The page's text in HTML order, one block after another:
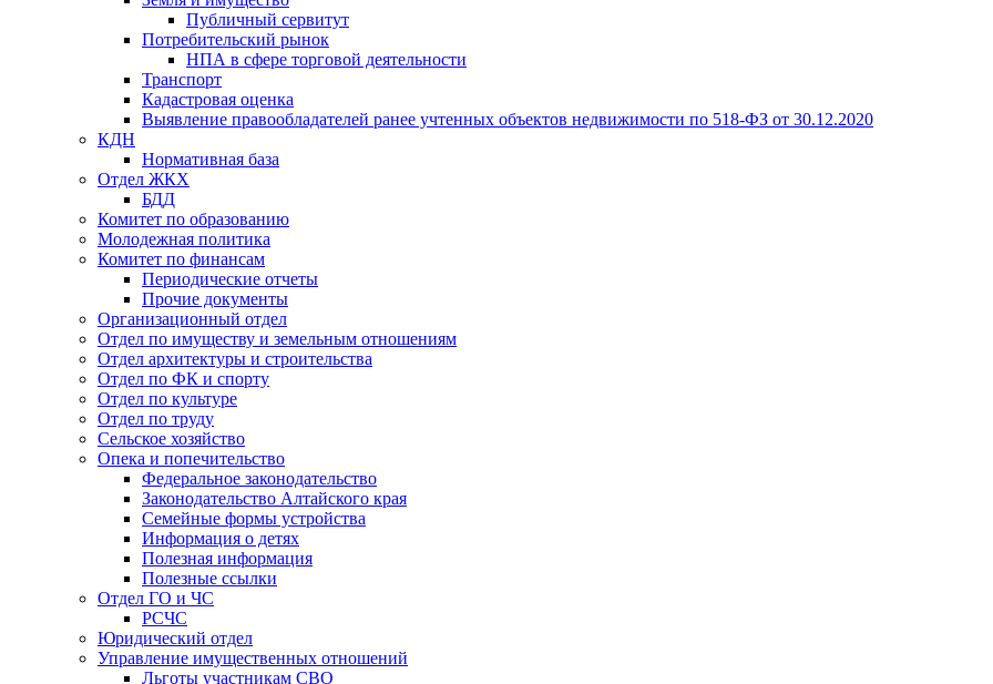
Публичный сервитут
Потребительский рынок
НПА в сфере торговой деятельности
Транспорт
Кадастровая оценка
Выявление правообладателей ранее учтенных объектов недвижимости по 518-ФЗ от 30.12.2020
КДН
Нормативная база
Отдел ЖКХ
БДД
Комитет по образованию
Молодежная политика
Комитет по финансам
Периодические отчеты
Прочие документы
Организационный отдел
Отдел по имуществу и земельным отношениям
Отдел архитектуры и строительства
Отдел по ФК и спорту
Отдел по культуре
Отдел по труду
Сельское хозяйство
Опека и попечительство
Федеральное законодательство
Законодательство Алтайского края
Семейные формы устройства
Информация о детях
Полезная информация
Полезные ссылки
Отдел ГО и ЧС
РСЧС
Юридический отдел
Управление имущественных отношений
Льготы участникам СВО